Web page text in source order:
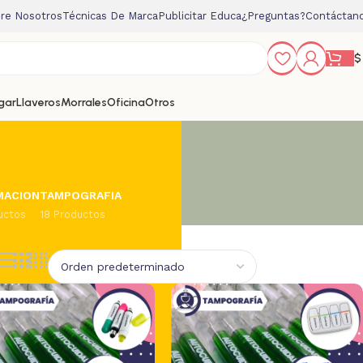
NosotrosTécnicas De MarcaPublicitar Educa¿Preguntas?
$
LlaverosMorralesOficinaOtros
TAMPOGRAFIA
18 Productos